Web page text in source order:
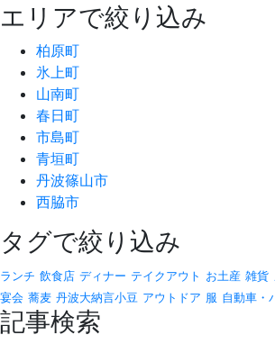
エリアで絞り込み
柏原町
氷上町
山南町
春日町
市島町
青垣町
丹波篠山市
西脇市
タグで絞り込み
ランチ 飲食店 ディナー テイクアウト お土産 雑貨
宴会 蕎麦 丹波大納言小豆 アウトドア 服 自動車・
記事検索